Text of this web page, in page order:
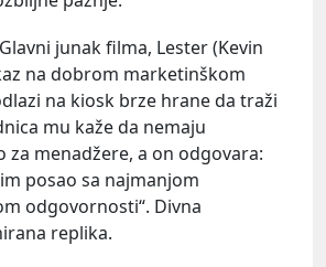
junak filma, Lester (Kevin
na dobrom marketinškom
na kiosk brze hrane da traži
mu kaže da nemaju
za menadžere, a on odgovara:
posao sa najmanjom
odgovornosti“. Divna
replika.